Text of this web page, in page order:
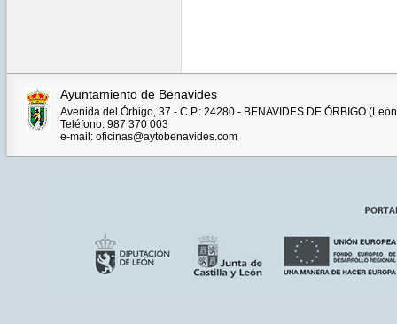
Ayuntamiento de Benavides
Avenida del Órbigo, 37 - C.P.: 24280 - BENAVIDES DE ÓRBIGO
Teléfono: 987 370 003
e-mail: oficinas@aytobenavides.com